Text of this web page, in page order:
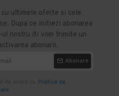
ultimele oferte si cele
Dupa ce initiezi abonarea
nostru iti vom trimite un
abonarii.
Abonare
de acord cu Politica de